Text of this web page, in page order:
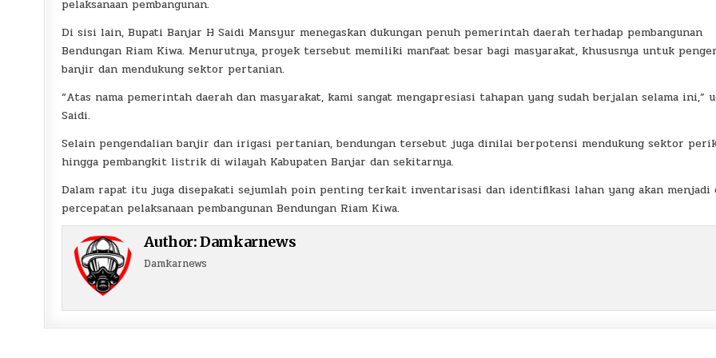
pelaksanaan pembangunan.
Di sisi lain, Bupati Banjar H Saidi Mansyur menegaskan dukungan penuh pemerintah daerah terhadap pembangunan
Bendungan Riam Kiwa. Menurutnya, proyek tersebut memiliki manfaat besar bagi masyarakat, khususnya untuk
banjir dan mendukung sektor pertanian.
“Atas nama pemerintah daerah dan masyarakat, kami sangat mengapresiasi tahapan yang sudah berjalan selama ini,”
Saidi.
Selain pengendalian banjir dan irigasi pertanian, bendungan tersebut juga dinilai berpotensi mendukung sektor
hingga pembangkit listrik di wilayah Kabupaten Banjar dan sekitarnya.
Dalam rapat itu juga disepakati sejumlah poin penting terkait inventarisasi dan identifikasi lahan yang akan menjadi
percepatan pelaksanaan pembangunan Bendungan Riam Kiwa.
Author:Damkarnews
Damkarnews